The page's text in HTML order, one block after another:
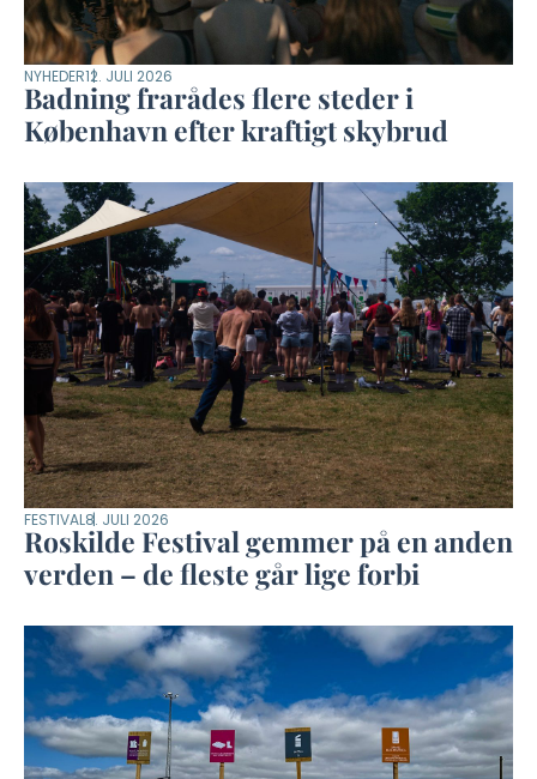
NYHEDER12. JULI 2026
Badning frarådes flere steder i
København efter kraftigt skybrud
FESTIVAL8. JULI 2026
Roskilde Festival gemmer på en anden
verden – de fleste går lige forbi